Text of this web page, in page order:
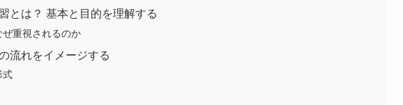
とは？ 基本と目的を理解する
重視されるのか
流れをイメージする
式